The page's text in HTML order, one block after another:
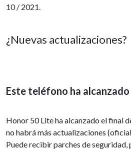
10 / 2021.
¿Nuevas actualizaciones?
Este teléfono ha
Honor 50 Lite ha alcanzado el final
no habrá más actualizaciones
Puede recibir parches de seguridad,